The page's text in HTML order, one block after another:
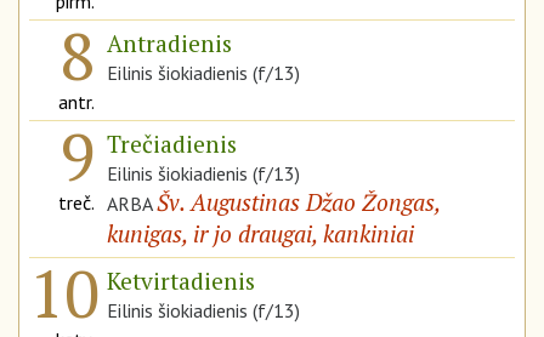
8
antr.
Antradienis
Eilinis šiokiadienis (f/13)
9
treč.
Trečiadienis
Eilinis šiokiadienis (f/13)
ARBAŠv. Augustinas Džao Žongas,
kunigas, ir jo draugai, kankiniai
10 Ketvirtadienis
Eilinis šiokiadienis (f/13)